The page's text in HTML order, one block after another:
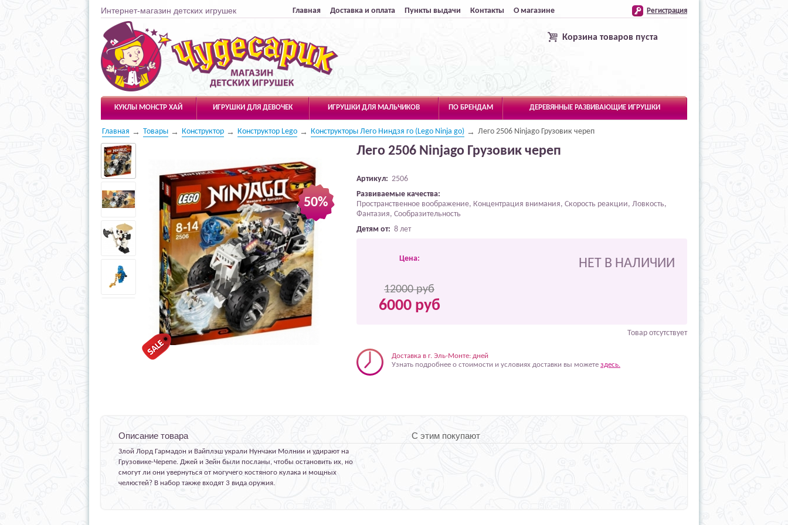
Интернет-магазин детских игрушек Главная Доставка и оплата Пункты выдачи Контакты О магазине Регистрация
Чудесарик
Корзина товаров пуста
КУКЛЫ МОНСТР ХАЙ ИГРУШКИ ДЛЯ ДЕВОЧЕК ИГРУШКИ ДЛЯ МАЛЬЧИКОВ ПО БРЕНДАМ ДЕРЕВЯННЫЕ РАЗВИВАЮЩИЕ ИГРУШКИ
Главная Товары Конструктор Конструктор Lego Конструкторы Лего Ниндзя го (Lego Ninja go) Лего 2506 Ninjago Грузовик череп
50%
Лего 2506 Ninjago Грузовик череп
Артикул: 2506
Развиваемые качества:
Пространственное воображение, Концентрация внимания, Скорость реакции, Ловкость,
Фантазия, Сообразительность
Детям от: 8 лет
НЕТ В НАЛИЧИИ
Цена:
12000 руб
6000 руб
Товар отсутствует
Доставка в г. Эль-Монте: дней
Узнать подробнее о стоимости и условиях доставки вы можете здесь.
Описание товара С этим покупают
Злой Лорд Гармадон и Вайплэш украли Нунчаки Молнии и удирают на
Грузовике-Черепе. Джей и Зейн были посланы, чтобы остановить их, но
смогут ли они увернуться от могучего костяного кулака и мощных
челюстей? В набор также входят 3 вида оружия.